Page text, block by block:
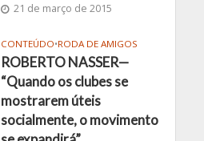
21 de março de 2015
CONTEÚDO•RODA DE AMIGOS
ROBERTO NASSER—
“Quando os clubes se
mostrarem úteis
socialmente, o movimento